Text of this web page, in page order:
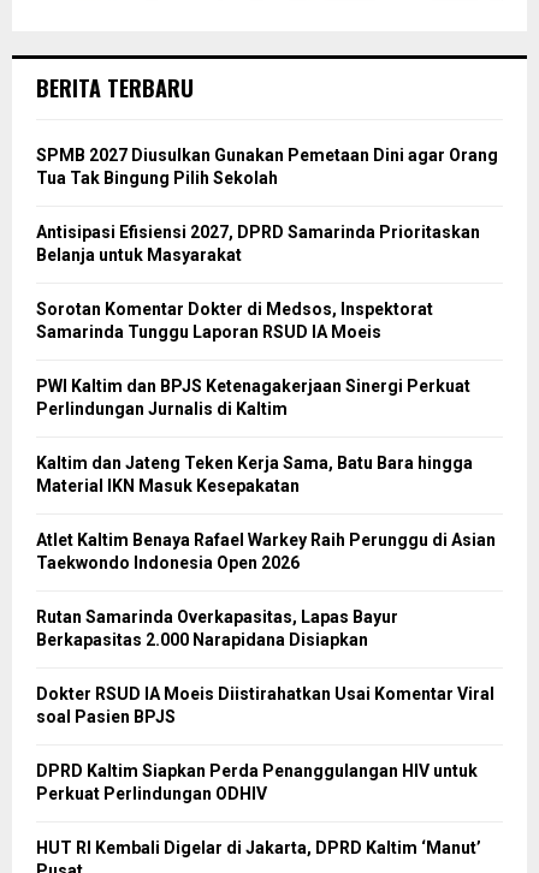
BERITA TERBARU
SPMB 2027 Diusulkan Gunakan Pemetaan Dini agar Orang
Tua Tak Bingung Pilih Sekolah
Antisipasi Efisiensi 2027, DPRD Samarinda Prioritaskan
Belanja untuk Masyarakat
Sorotan Komentar Dokter di Medsos, Inspektorat
Samarinda Tunggu Laporan RSUD IA Moeis
PWI Kaltim dan BPJS Ketenagakerjaan Sinergi Perkuat
Perlindungan Jurnalis di Kaltim
Kaltim dan Jateng Teken Kerja Sama, Batu Bara hingga
Material IKN Masuk Kesepakatan
Atlet Kaltim Benaya Rafael Warkey Raih Perunggu di Asian
Taekwondo Indonesia Open 2026
Rutan Samarinda Overkapasitas, Lapas Bayur
Berkapasitas 2.000 Narapidana Disiapkan
Dokter RSUD IA Moeis Diistirahatkan Usai Komentar Viral
soal Pasien BPJS
DPRD Kaltim Siapkan Perda Penanggulangan HIV untuk
Perkuat Perlindungan ODHIV
HUT RI Kembali Digelar di Jakarta, DPRD Kaltim ‘Manut’